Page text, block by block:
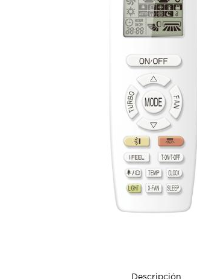
Descripción